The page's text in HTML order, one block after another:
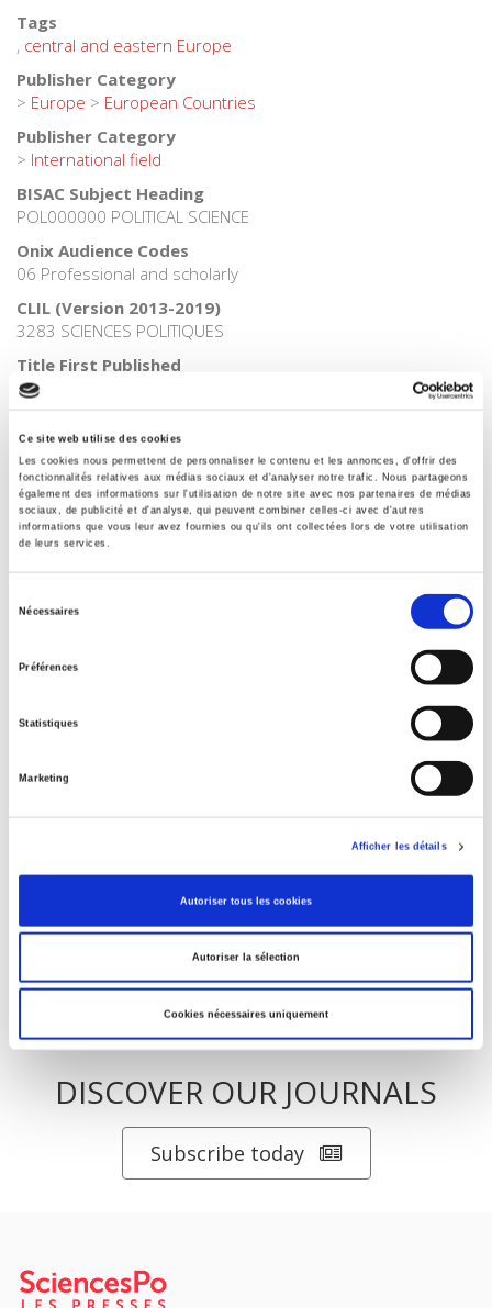
Ce site web utilise des cookies
Les cookies nous permettent de personnaliser le contenu et les annonces, d'offrir des
fonctionnalités relatives aux médias sociaux et d'analyser notre trafic. Nous partageons
également des informations sur l'utilisation de notre site avec nos partenaires de médias
sociaux, de publicité et d'analyse, qui peuvent combiner celles-ci avec d'autres
informations que vous leur avez fournies ou qu'ils ont collectées lors de votre utilisation
de leurs services.
Nécessaires
Préférences
Statistiques
Marketing
Afficher les détails
Autoriser tous les cookies
Autoriser la sélection
Cookies nécessaires uniquement
Tags
, central and eastern Europe
Publisher Category
> Europe > European Countries
Publisher Category
> International field
BISAC Subject Heading
POL000000 POLITICAL SCIENCE
Onix Audience Codes
06 Professional and scholarly
CLIL (Version 2013-2019)
3283 SCIENCES POLITIQUES
Title First Published
1960
Thema subject category: Politics and government
Relatedtitles
DISCOVER OUR JOURNALS
Subscribe today